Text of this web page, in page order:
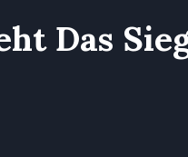
Das